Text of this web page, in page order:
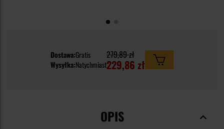
Dostawa:Gratis
Wysyłka:Natychmiast
279,89 zł
229,86 zł
OPIS